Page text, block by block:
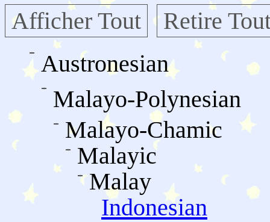
Afficher Tout
Retire
Austronesian
Malayo-Polynesian
Malayo-Chamic
Malayic
Malay
Indonesian